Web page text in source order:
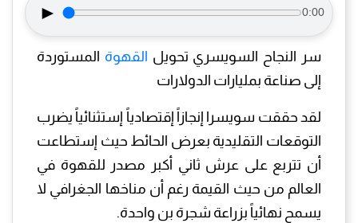
► 0:00
سر النجاح السويسري تحويل القهوة المستوردة
إلى صناعة بمليارات الدولارات
لقد حققت سويسرا إنجازاً إقتصادياً إستثنائياً يضرب
التوقعات التقليدية بعرض الحائط حيث إستطاعت
أن تتربع على عرش ثاني أكبر مصدر للقهوة في
العالم من حيث القيمة رغم أن مناخها الجغرافي لا
يسمح نهائياً بزراعة شجرة بن واحدة.